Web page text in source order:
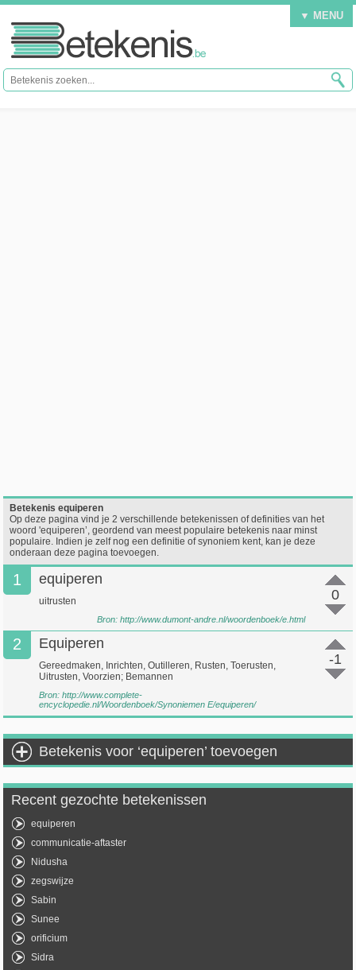
▼ MENU
Betekenis equiperen
Op deze pagina vind je 2 verschillende betekenissen of definities van het
woord 'equiperen’, geordend van meest populaire betekenis naar minst
populaire. Indien je zelf nog een definitie of synoniem kent, kan je deze
onderaan deze pagina toevoegen.
1
0
equiperen
uitrusten
Bron: http://www.dumont-andre.nl/woordenboek/e.html
2
-1
Equiperen
Gereedmaken, Inrichten, Outilleren, Rusten, Toerusten,
Uitrusten, Voorzien; Bemannen
Bron:http://www.complete-
encyclopedie.nl/Woordenboek/Synoniemen E/equiperen/
Betekenis voor ‘equiperen’ toevoegen
Recent gezochte betekenissen
equiperen
communicatie-aftaster
Nidusha
zegswijze
Sabin
Sunee
orificium
Sidra